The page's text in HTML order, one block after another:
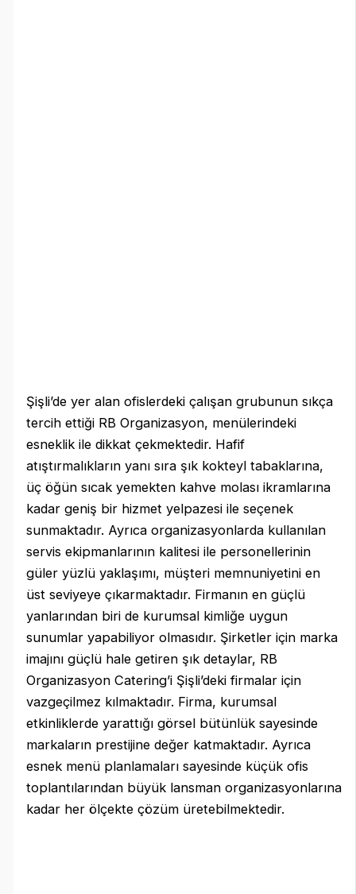
Şişli’de yer alan ofislerdeki çalışan grubunun sıkça
tercih ettiği RB Organizasyon, menülerindeki
esneklik ile dikkat çekmektedir. Hafif
atıştırmalıkların yanı sıra şık kokteyl tabaklarına,
üç öğün sıcak yemekten kahve molası ikramlarına
kadar geniş bir hizmet yelpazesi ile seçenek
sunmaktadır. Ayrıca organizasyonlarda kullanılan
servis ekipmanlarının kalitesi ile personellerinin
güler yüzlü yaklaşımı, müşteri memnuniyetini en
üst seviyeye çıkarmaktadır. Firmanın en güçlü
yanlarından biri de kurumsal kimliğe uygun
sunumlar yapabiliyor olmasıdır. Şirketler için marka
imajını güçlü hale getiren şık detaylar, RB
Organizasyon Catering’i Şişli’deki firmalar için
vazgeçilmez kılmaktadır. Firma, kurumsal
etkinliklerde yarattığı görsel bütünlük sayesinde
markaların prestijine değer katmaktadır. Ayrıca
esnek menü planlamaları sayesinde küçük ofis
toplantılarından büyük lansman organizasyonlarına
kadar her ölçekte çözüm üretebilmektedir.